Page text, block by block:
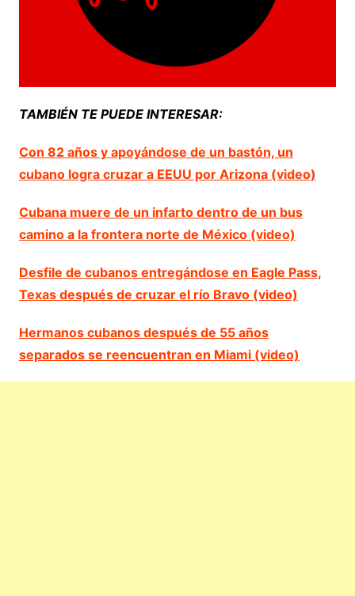
TAMBIÉN TE PUEDE INTERESAR:
Con 82 años y apoyándose de un bastón, un
cubano logra cruzar a EEUU por Arizona (video)
Cubana muere de un infarto dentro de un bus
camino a la frontera norte de México (video)
Desfile de cubanos entregándose en Eagle Pass,
Texas después de cruzar el río Bravo (video)
Hermanos cubanos después de 55 años
separados se reencuentran en Miami (video)